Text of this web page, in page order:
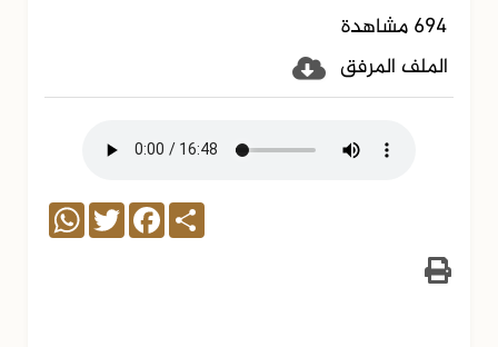
694 مشاهدة
الملف المرفق
Share
Facebook
Twitter
WhatsApp